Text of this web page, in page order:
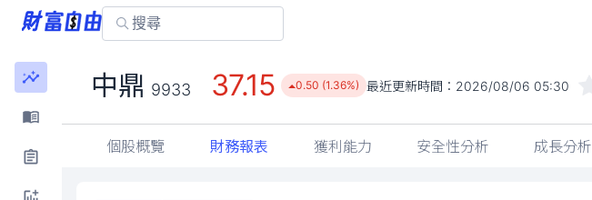
中鼎 9933 37.15 0.50 (1.36%) 最近更新時間： 2026/08/06 05:30
個股概覽 財務報表 獲利能力 安全性分析 成長分析